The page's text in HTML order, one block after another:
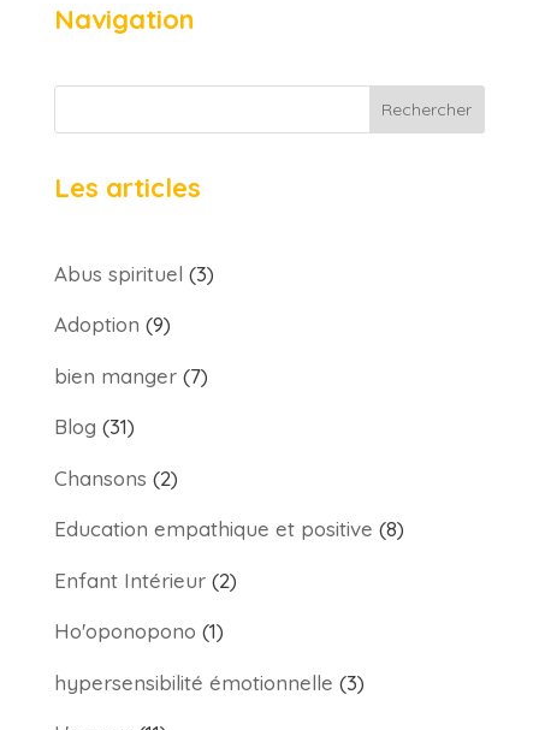
Navigation
Rechercher
Les articles
Abus spirituel (3)
Adoption (9)
bien manger(7)
Blog (31)
Chansons (2)
Education empathique et positive (8)
Enfant Intérieur(2)
Ho'oponopono (1)
hypersensibilité émotionnelle (3)